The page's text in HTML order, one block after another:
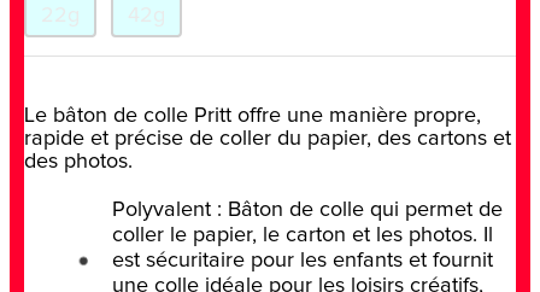
Le bâton de colle Pritt offre une manière propre,
rapide et précise de coller du papier, des cartons et
des photos.
Polyvalent : Bâton de colle qui permet de
coller le papier, le carton et les photos. Il
est sécuritaire pour les enfants et fournit
une colle idéale pour les loisirs créatifs,